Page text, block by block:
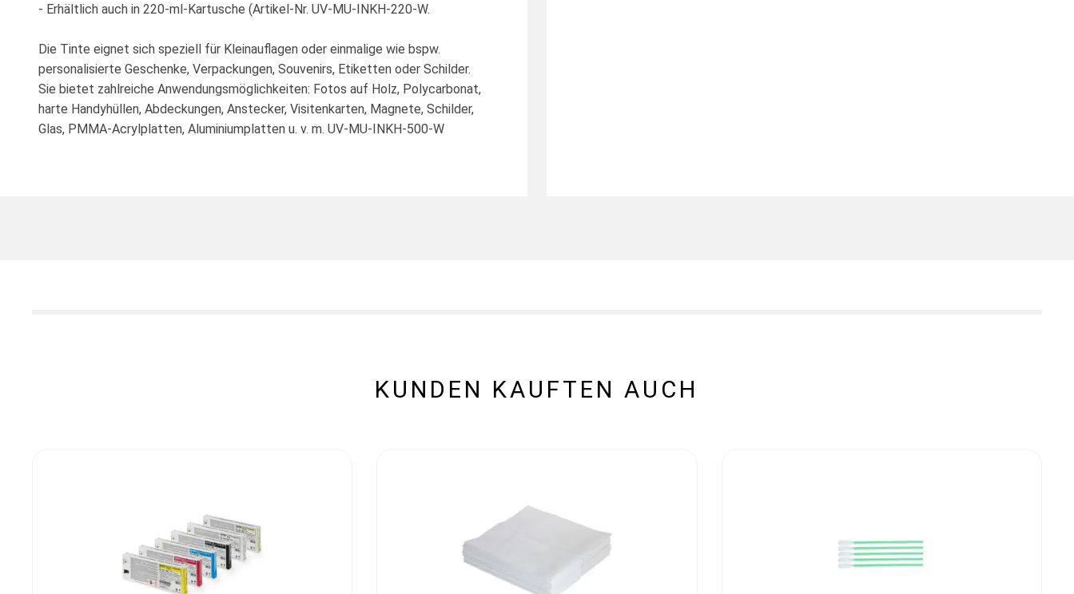
- Erhältlich auch in 220-ml-Kartusche (Artikel-Nr. UV-MU-INKH-220-W.
Die Tinte eignet sich speziell für Kleinauflagen oder einmalige wie bspw.
personalisierte Geschenke, Verpackungen, Souvenirs, Etiketten oder Schilder.
Sie bietet zahlreiche Anwendungsmöglichkeiten: Fotos auf Holz, Polycarbonat,
harte Handyhüllen, Abdeckungen, Anstecker, Visitenkarten, Magnete, Schilder,
Glas, PMMA-Acrylplatten, Aluminiumplatten u. v. m. UV-MU-INKH-500-W
KUNDEN KAUFTEN AUCH